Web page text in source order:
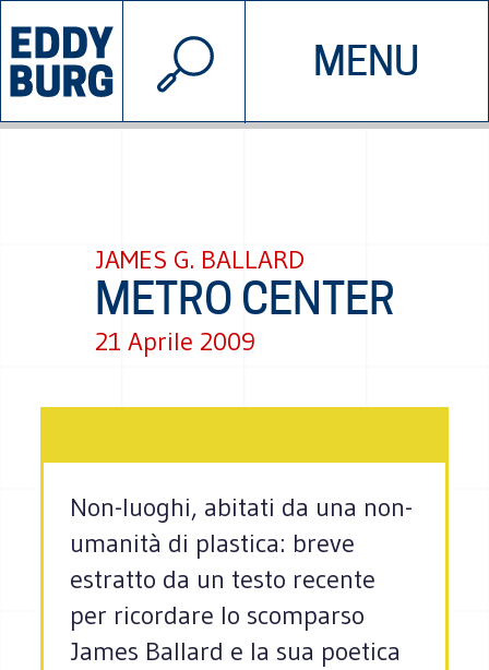
MENU
INIZIATIVE CHI SIAMO
© 2026 EDDYBURG
JAMES G. BALLARD
METRO CENTER
21 Aprile 2009
Non-luoghi, abitati da una non-
umanità di plastica: breve
estratto da un testo recente
per ricordare lo scomparso
James Ballard e la sua poetica